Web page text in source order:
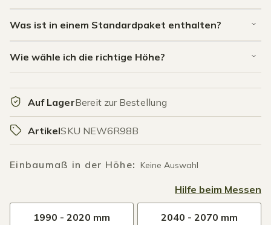
Was ist in einem Standardpaket enthalten?
Wie wähle ich die richtige Höhe?
Auf LagerBereit zur Bestellung
ArtikelSKU NEW6R98B
Einbaumaß in der Höhe: Keine Auswahl
Hilfe beim Messen
1990 - 2020 mm 2040 - 2070 mm